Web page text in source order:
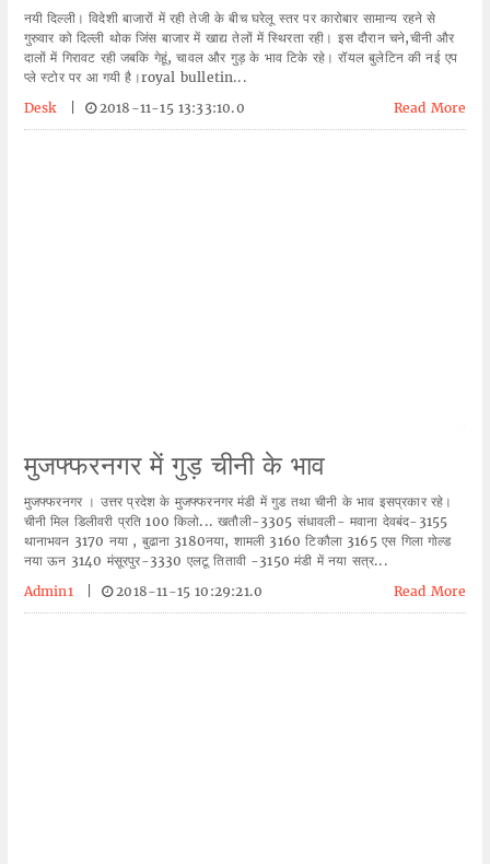
नयी दिल्ली। विदेशी बाजारों में रही तेजी के बीच घरेलू स्तर पर कारोबार सामान्य रहने से
गुरुवार को दिल्ली थोक जिंस बाजार में खाद्य तेलों में स्थिरता रही। इस दौरान चने,चीनी और
दालों में गिरावट रही जबकि गेहूं, चावल और गुड़ के भाव टिके रहे। रॉयल बुलेटिन की नई एप
प्ले स्टोर पर आ गयी है।royal bulletin...
Desk
2018-11-15 13:33:10.0 Read More
मुजफ्फरनगर में गुड़ चीनी के भाव
मुजफ्फरनगर । उत्तर प्रदेश के मुजफ्फरनगर मंडी में गुड तथा चीनी के भाव इसप्रकार रहे।
चीनी मिल डिलीवरी प्रति 100 किलो... खतौली-3305 संधावली- मवाना देवबंद-3155
थानाभवन 3170 नया , बुढाना 3180नया, शामली 3160 टिकौला 3165 एस गिला गोल्ड
नया ऊन 3140 मंसूरपुर-3330 एलटू तितावी -3150 मंडी में नया सत्र...
Admin1
2018-11-15 10:29:21.0 Read More